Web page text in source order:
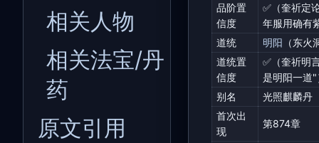
相关人物
相关法宝/丹
药
原文引用
品阶置
信度
✅（奎祈定
年服用确有
道统
明阳 （东火
道统置
信度
✅（奎祈明
是明阳一道"
别名
光照麒麟丹
首次出
现
第874章